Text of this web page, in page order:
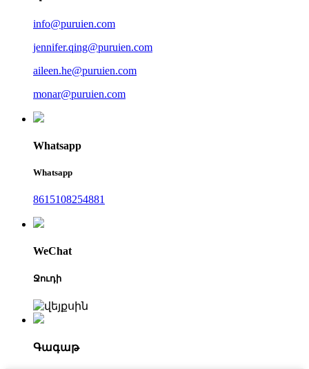
info@puruien.com
jennifer.qing@puruien.com
aileen.he@puruien.com
monar@puruien.com
Whatsapp
Whatsapp
8615108254881
WeChat
Ջուդի
Գագաթ